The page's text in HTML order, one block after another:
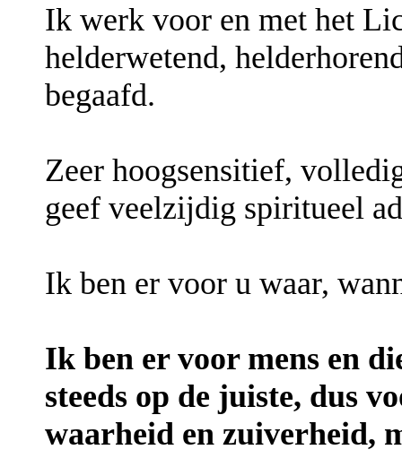
Ik werk voor en met het
helderwetend,
begaafd.
Zeer hoogsensitief,
geef veelzijdig spiritueel
Ik ben er voor u waar,
Ik ben er voor mens en
steeds op de juiste, dus
waarheid en zuiverheid,